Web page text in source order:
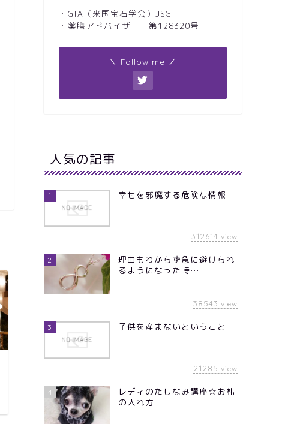
ラッキーアイテムの幸せ効果
2012年4月7日
・GIA（米国宝石学会）JSG
・薬膳アドバイザー 第128320号
＼ Follow me ／
人気の記事
1 幸せを邪魔する危険な情報
312614 view
2
理由もわからず急に避けられ
るようになった時…
38543 view
3 子供を産まないということ
21285 view
4
レディのたしなみ講座☆お札
の入れ方